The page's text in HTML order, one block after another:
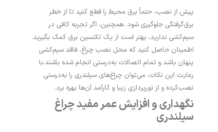
پیش از نصب، حتماً برق محیط را قطع کنید تا از خطر
برق‌گرفتگی جلوگیری شود. همچنین، اگر تجربه کافی در
سیم‌کشی ندارید، بهتر است از یک تکنسین برق کمک بگیرید.
اطمینان حاصل کنید که محل نصب چراغ، فاقد سیم‌کشی
پنهان باشد و تمام اتصالات به‌درستی انجام شده باشند.با
رعایت این نکات، می‌توان چراغ‌های سیلندری را به‌درستی
نصب‌کرده و از نورپردازی زیبا و کارآمد آن‌ها بهره برد.
نگهداری و افزایش عمر مفید چراغ
سیلندری